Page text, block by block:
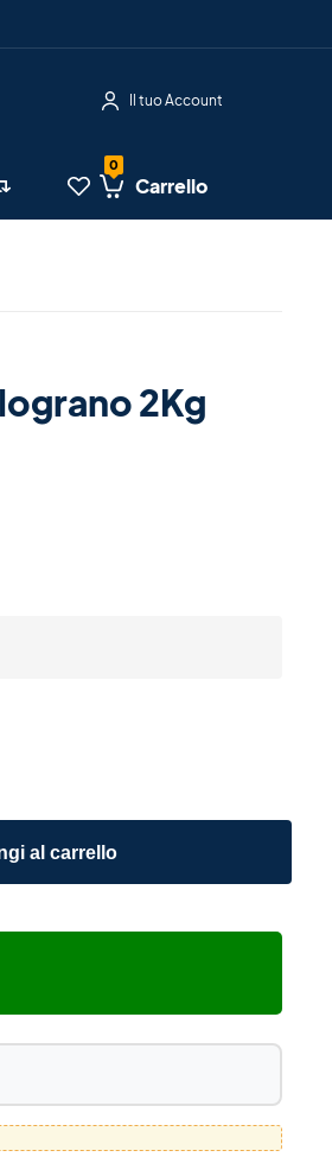
Il tuo Account
Carrello
2Kg
al carrello